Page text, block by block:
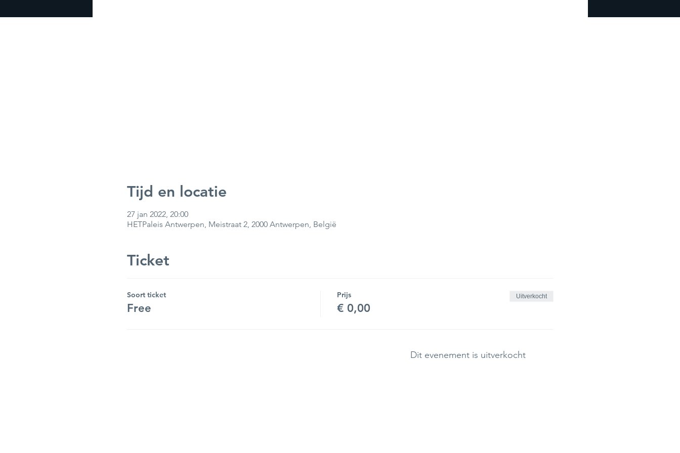
Tijd en locatie
27 jan 2022, 20:00
HETPaleis Antwerpen, Meistraat 2, 2000 Antwerpen, België
Ticket
Soort ticket
Free
Prijs
€ 0,00
Uitverkocht
Dit evenement is uitverkocht